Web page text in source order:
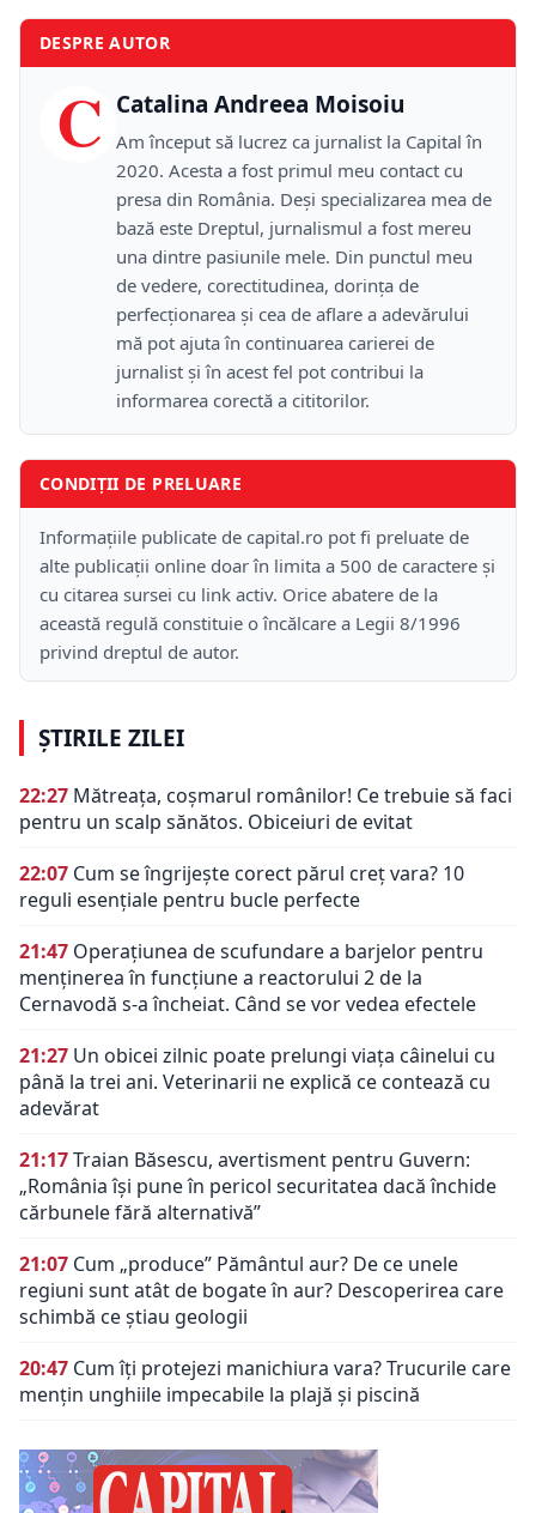
DESPRE AUTOR
C Catalina Andreea Moisoiu
Am început să lucrez ca jurnalist la Capital în
2020. Acesta a fost primul meu contact cu
presa din România. Deși specializarea mea de
bază este Dreptul, jurnalismul a fost mereu
una dintre pasiunile mele. Din punctul meu
de vedere, corectitudinea, dorința de
perfecționarea și cea de aflare a adevărului
mă pot ajuta în continuarea carierei de
jurnalist și în acest fel pot contribui la
informarea corectă a cititorilor.
CONDIȚII DE PRELUARE
Informațiile publicate de capital.ro pot fi preluate de
alte publicații online doar în limita a 500 de caractere și
cu citarea sursei cu link activ. Orice abatere de la
această regulă constituie o încălcare a Legii 8/1996
privind dreptul de autor.
ȘTIRILE ZILEI
22:27 Mătreața, coșmarul românilor! Ce trebuie să faci
pentru un scalp sănătos. Obiceiuri de evitat
22:07 Cum se îngrijește corect părul creț vara? 10
reguli esențiale pentru bucle perfecte
21:47 Operațiunea de scufundare a barjelor pentru
menținerea în funcțiune a reactorului 2 de la
Cernavodă s-a încheiat. Când se vor vedea efectele
21:27 Un obicei zilnic poate prelungi viața câinelui cu
până la trei ani. Veterinarii ne explică ce contează cu
adevărat
21:17Traian Băsescu, avertisment pentru Guvern:
„România își pune în pericol securitatea dacă închide
cărbunele fără alternativă”
21:07 Cum „produce” Pământul aur? De ce unele
regiuni sunt atât de bogate în aur? Descoperirea care
schimbă ce știau geologii
20:47 Cum îți protejezi manichiura vara? Trucurile care
mențin unghiile impecabile la plajă și piscină